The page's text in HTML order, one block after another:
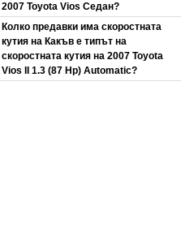
2007 Toyota Vios Седан?
Колко предавки има скоростната
кутия на Какъв е типът на
скоростната кутия на 2007 Toyota
Vios II 1.3 (87 Hp) Automatic?